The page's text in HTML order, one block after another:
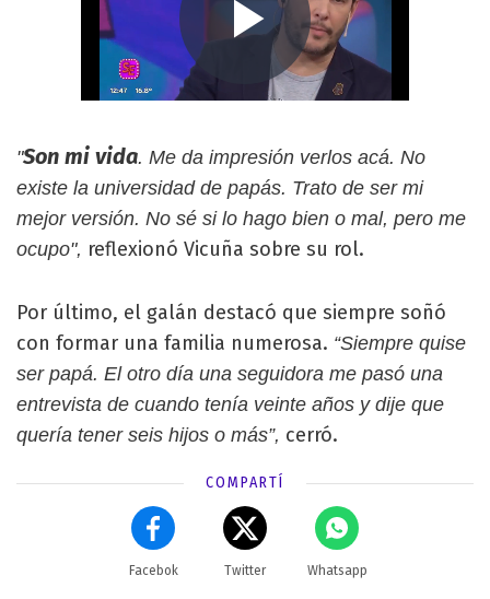
"Son mi vida. Me da impresión verlos acá. No
existe la universidad de papás. Trato de ser mi
mejor versión. No sé si lo hago bien o mal, pero me
ocupo", reflexionó Vicuña sobre su rol.
Por último, el galán destacó que siempre soñó
con formar una familia numerosa. “Siempre quise
ser papá. El otro día una seguidora me pasó una
entrevista de cuando tenía veinte años y dije que
quería tener seis hijos o más”, cerró.
COMPARTÍ
Facebok Twitter Whatsapp